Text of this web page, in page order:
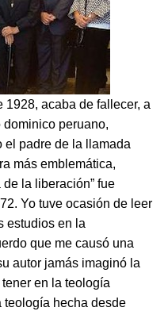
1928, acaba de fallecer, a
dominico peruano,
el padre de la llamada
más emblemática,
la liberación” fue
Yo tuve ocasión de leer
estudios en la
que me causó una
autor jamás imaginó la
en la teología
teología hecha desde